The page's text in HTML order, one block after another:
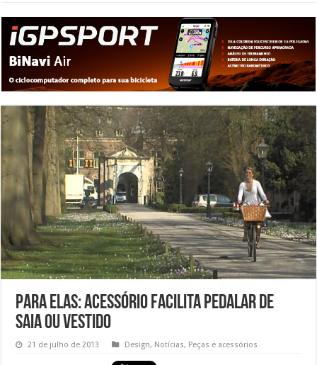
Para elas: Acessório facilita pedalar de
saia ou vestido
21 de julho de 2013 Design, Notícias, Peças e acessórios